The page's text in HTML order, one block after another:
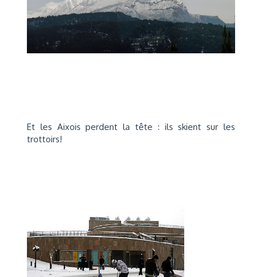
Et les Aixois perdent la tête : ils skient sur les
trottoirs!